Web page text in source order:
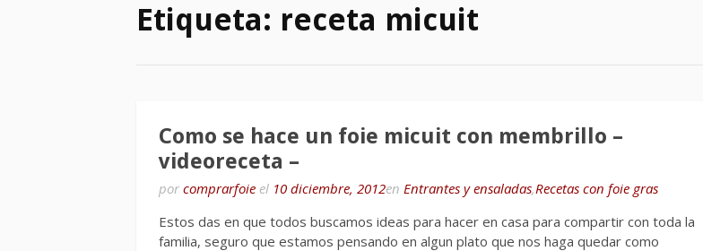
Etiqueta: receta micuit
Como se hace un foie micuit con membrillo –
videoreceta –
por comprarfoie el 10 diciembre, 2012en Entrantes y ensaladas,Recetas con foie gras
Estos das en que todos buscamos ideas para hacer en casa para compartir con toda la
familia, seguro que estamos pensando en algun plato que nos haga quedar como